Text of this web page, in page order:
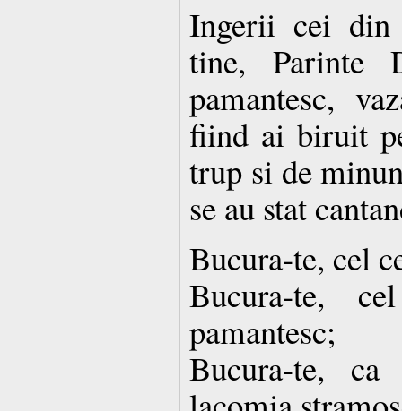
Ingerii cei
tine, Parinte
pamantesc,
fiind ai biruit
trup si de
se au stat
Bucura-te, cel
Bucura-te,
pamantesc;
Bucura-te,